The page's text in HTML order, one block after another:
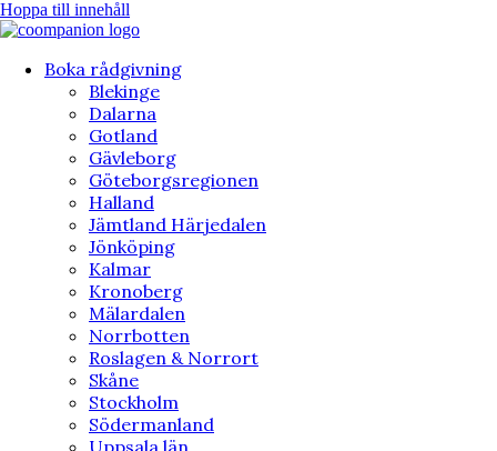
Hoppa till innehåll
Boka rådgivning
Blekinge
Dalarna
Gotland
Gävleborg
Göteborgsregionen
Halland
Jämtland Härjedalen
Jönköping
Kalmar
Kronoberg
Mälardalen
Norrbotten
Roslagen & Norrort
Skåne
Stockholm
Södermanland
Uppsala län